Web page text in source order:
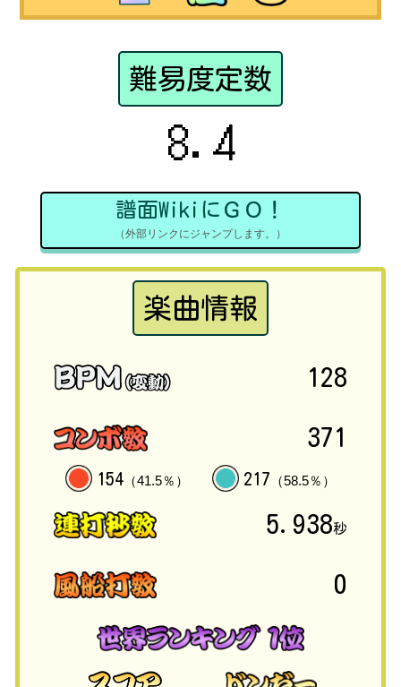
難易度定数
8.4
譜面WikiにＧＯ！
（外部リンクにジャンプします。）
楽曲情報
128
371
154 （41.5％） 217 （58.5％）
5.938秒
0